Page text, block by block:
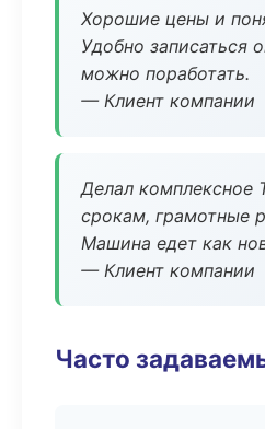
Хорошие цены и
Удобно записаться
можно поработать.
— Клиент компании
Делал комплексное
срокам, грамотные
Машина едет как
— Клиент компании
Часто